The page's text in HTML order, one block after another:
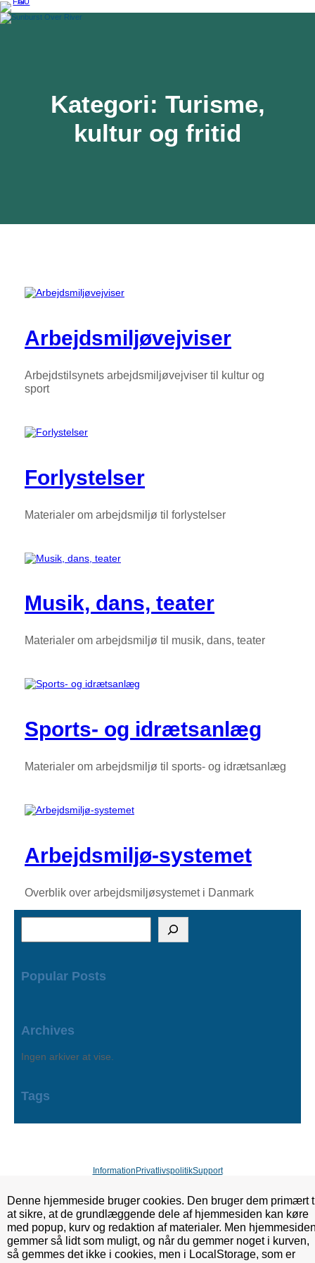
Spring
til
indhold
Kategori: Turisme,
kultur og fritid
Arbejdsmiljøvejviser
Arbejdstilsynets arbejdsmiljøvejviser til kultur og
sport
Forlystelser
Materialer om arbejdsmiljø til forlystelser
Musik, dans, teater
Materialer om arbejdsmiljø til musik, dans, teater
Sports- og idrætsanlæg
Materialer om arbejdsmiljø til sports- og idrætsanlæg
Arbejdsmiljø-systemet
Overblik over arbejdsmiljøsystemet i Danmark
g
Popular Posts
Archives
Ingen arkiver at vise.
Tags
Information PrivatlivspolitikSupport
Denne hjemmeside bruger cookies. Den bruger dem primært
at sikre, at de grundlæggende dele af hjemmesiden kan køre
med popup, kurv og redaktion af materialer. Men
gemmer så lidt som muligt, og når du gemmer noget i kurven,
så gemmes det ikke i cookies, men i LocalStorage, som er